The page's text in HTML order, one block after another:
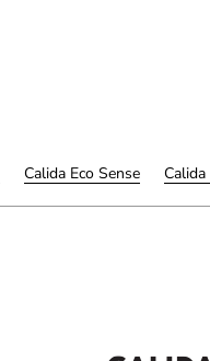
Calida Eco Sense